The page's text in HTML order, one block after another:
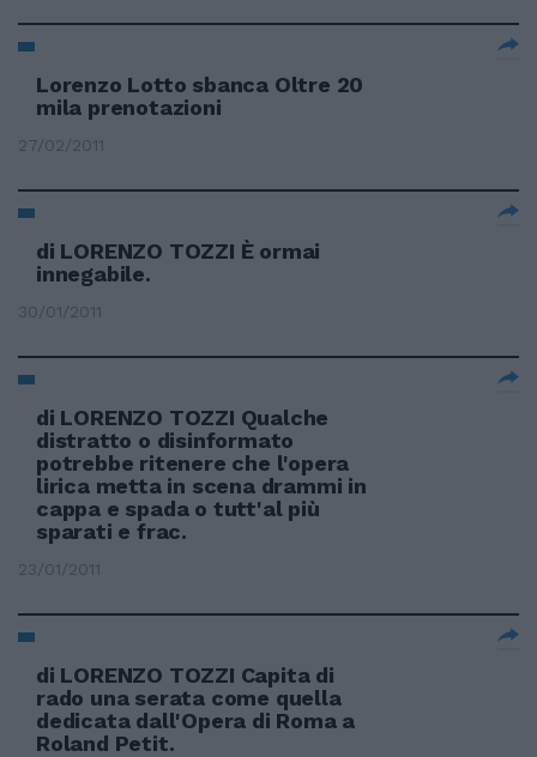
Lorenzo Lotto sbanca Oltre 20
mila prenotazioni
27/02/2011
di LORENZO TOZZI È ormai
innegabile.
30/01/2011
di LORENZO TOZZI Qualche
distratto o disinformato
potrebbe ritenere che l'opera
lirica metta in scena drammi in
cappa e spada o tutt'al più
sparati e frac.
23/01/2011
di LORENZO TOZZI Capita di
rado una serata come quella
dedicata dall'Opera di Roma a
Roland Petit.